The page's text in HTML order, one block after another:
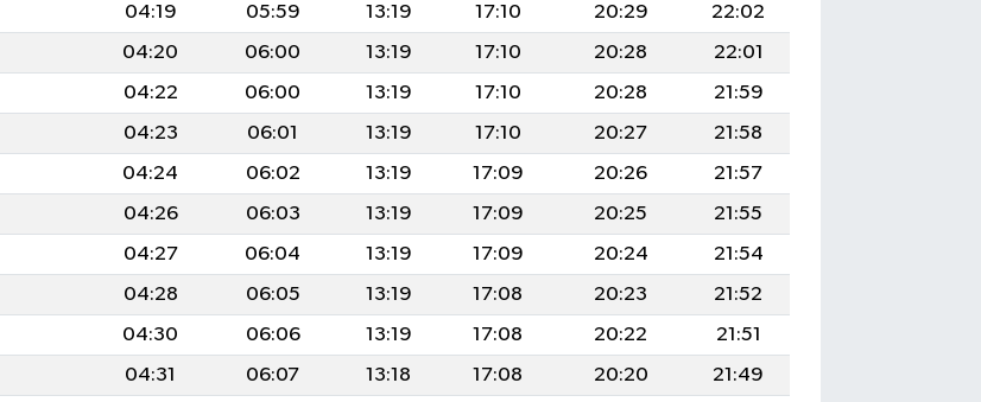
04:19 05:59 13:19 17:10 20:29
22:02
04:20 06:00 13:19 17:10 20:28
22:01
04:22 06:00 13:19 17:10 20:28
21:59
04:23 06:01 13:19 17:10 20:27
21:58
04:24 06:02 13:19 17:09 20:26
21:57
04:26 06:03 13:19 17:09 20:25
21:55
04:27 06:04 13:19 17:09 20:24
21:54
04:28 06:05 13:19 17:08 20:23
21:52
04:30 06:06 13:19 17:08 20:22
21:51
04:31 06:07 13:18 17:08 20:20
21:49